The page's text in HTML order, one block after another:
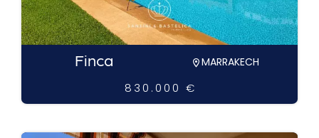
Finca MARRAKECH
830.000 €